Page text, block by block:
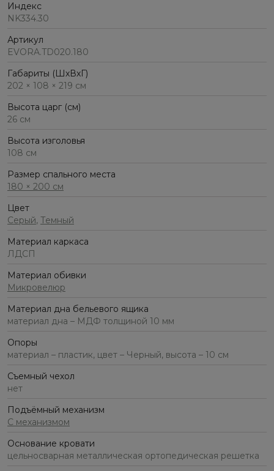
Индекс
NK334.30
Артикул
EVORA.TD020.180
Габариты (ШхВхГ)
202 × 108 × 219 см
Высота царг (см)
26 см
Высота изголовья
108 см
Размер спального места
180 × 200 см
Цвет
Серый, Темный
Материал каркаса
ЛДСП
Материал обивки
Микровелюр
Материал дна бельевого ящика
материал дна – МДФ толщиной 10 мм
Опоры
материал – пластик, цвет – Черный, высота – 10 см
Съемный чехол
нет
Подъёмный механизм
С механизмом
Основание кровати
цельносварная металлическая ортопедическая решетка